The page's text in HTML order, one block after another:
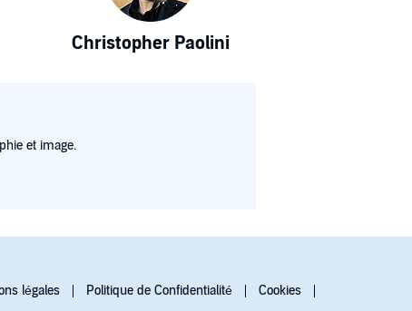
Christopher Paolini
et image.
légales Politique de Confidentialité
Cookies